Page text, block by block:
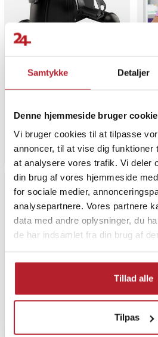
Samtykke Detaljer
Denne hjemmeside bruger
Vi bruger cookies til at tilpasse
annoncer, til at vise dig funktioner
at analysere vores trafik. Vi deler
din brug af vores hjemmeside
for sociale medier,
analysepartnere. Vores partnere
data med andre oplysninger, du
de har indsamlet fra din brug af
Tillad alle
Tilpas
Fysic pedaltræner med
LCD-display og justerbar
modstand
Pris:799 kr.
799 kr.
Gå til
Pris
149
Balancebræt - Orange